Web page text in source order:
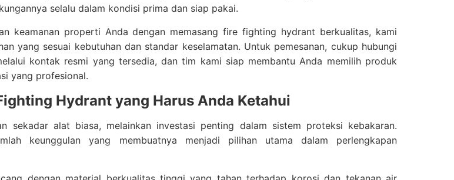
selalu dalam kondisi prima dan siap pakai.
keamanan properti Anda dengan memasang fire fighting hydrant berkualitas, kami
yang sesuai kebutuhan dan standar keselamatan. Untuk pemesanan, cukup hubungi
kontak resmi yang tersedia, dan tim kami siap membantu Anda memilih produk
yang profesional.
Hydrant yang Harus Anda Ketahui
sekadar alat biasa, melainkan investasi penting dalam sistem proteksi kebakaran.
keunggulan yang membuatnya menjadi pilihan utama dalam perlengkapan